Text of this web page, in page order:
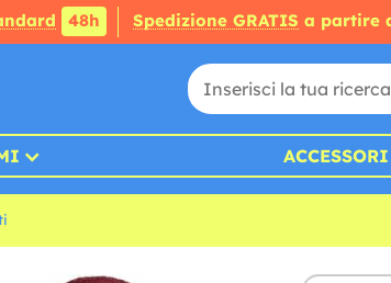
48h Spedizione GRATIS a partire
ACCESSORI